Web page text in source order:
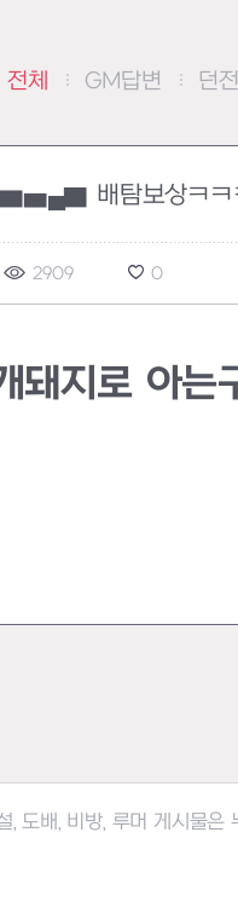
전체 GM답변 던전
배탐보상ㅋㅋㅋ
2909 0
돼지로 아는